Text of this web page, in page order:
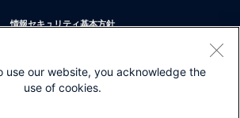
情報セキュリティ基本方針新しいウィンドウで開く
クッキー新しいウィンドウで開く
use our website, you acknowledge the
use of cookies.